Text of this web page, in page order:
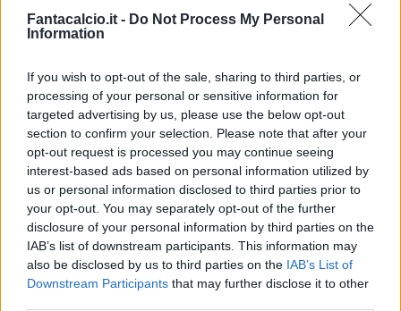
Fantacalcio.it - Do Not Process My Personal
Information
If you wish to opt-out of the sale, sharing to third parties, or
processing of your personal or sensitive information for
targeted advertising by us, please use the below opt-out
section to confirm your selection. Please note that after your
opt-out request is processed you may continue seeing
interest-based ads based on personal information utilized by
us or personal information disclosed to third parties prior to
your opt-out. You may separately opt-out of the further
disclosure of your personal information by third parties on the
IAB’s list of downstream participants. This information may
also be disclosed by us to third parties on the IAB’s List of
Downstream Participants that may further disclose it to other
Classic Mantra
Riepilogo stagione
Titolare 21 - 70%
Entrato 7 - 23%
Squalificato